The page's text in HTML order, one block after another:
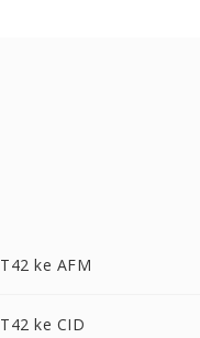
T42 ke AFM
T42 ke CID